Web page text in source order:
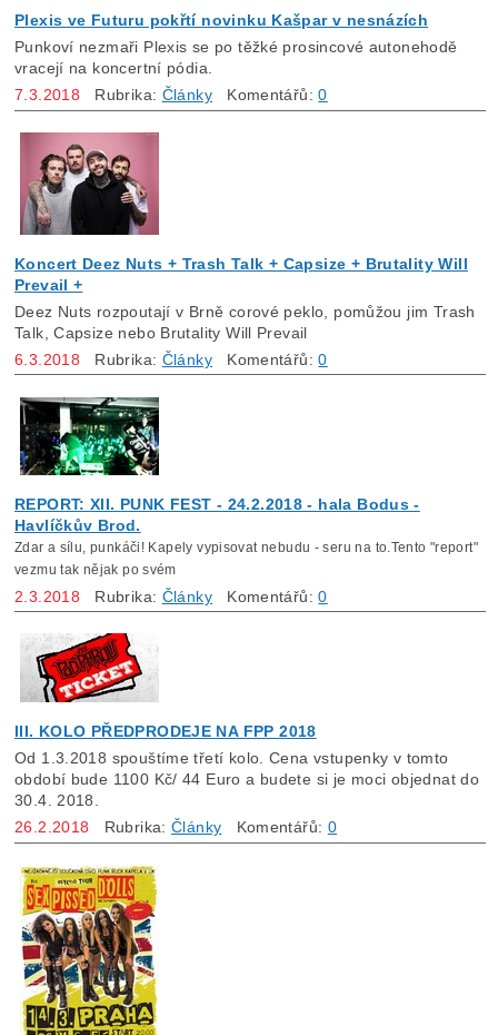
Plexis ve Futuru pokřtí novinku Kašpar v nesnázích
Punkoví nezmaři Plexis se po těžké prosincové autonehodě
vracejí na koncertní pódia.
7.3.2018 Rubrika: Články Komentářů:0
Koncert Deez Nuts + Trash Talk + Capsize + Brutality Will
Prevail +
Deez Nuts rozpoutají v Brně corové peklo, pomůžou jim Trash
Talk, Capsize nebo Brutality Will Prevail
6.3.2018 Rubrika: Články Komentářů:0
REPORT: XII. PUNK FEST - 24.2.2018 - hala Bodus -
Havlíčkův Brod.
Zdar a sílu, punkáči! Kapely vypisovat nebudu - seru na to.Tento "report"
vezmu tak nějak po svém
2.3.2018 Rubrika: Články Komentářů:0
III. KOLO PŘEDPRODEJE NA FPP 2018
Od 1.3.2018 spouštíme třetí kolo. Cena vstupenky v tomto
období bude 1100 Kč/ 44 Euro a budete si je moci objednat do
30.4. 2018.
26.2.2018 Rubrika:Články Komentářů: 0